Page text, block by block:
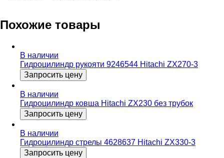
Похожие товары
В наличии
Гидроцилиндр рукояти 9246544 Hitachi ZX270-3
Запросить цену
В наличии
Гидроцилиндр ковша Hitachi ZX230 без трубок
Запросить цену
В наличии
Гидроцилиндр стрелы 4628637 Hitachi ZX330-3
Запросить цену